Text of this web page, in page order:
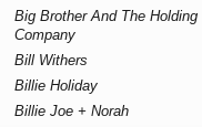
Big Brother And The Holding
Company
Bill Withers
Billie Holiday
Billie Joe + Norah